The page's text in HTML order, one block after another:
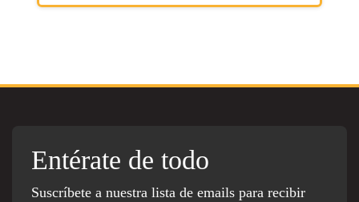
Entérate de todo
Suscríbete a nuestra lista de emails para recibir